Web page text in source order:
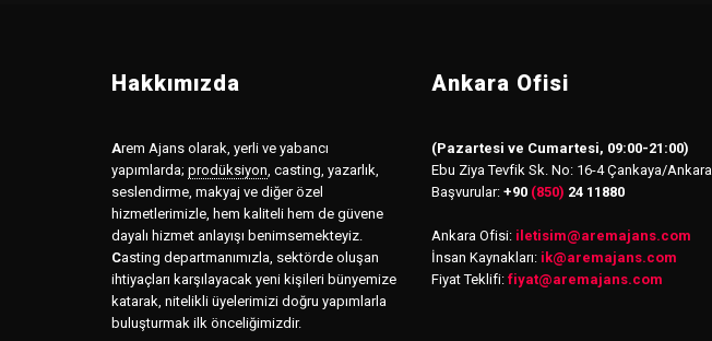
Hakkımızda
Arem Ajans olarak, yerli ve yabancı
yapımlarda; prodüksiyon casting, yazarlık,
seslendirme, makyaj ve diğer özel
hizmetlerimizle, hem kaliteli hem de güvene
dayalı hizmet anlayışı benimsemekteyiz.
Casting departmanımızla, sektörde oluşan
ihtiyaçları karşılayacak yeni kişileri bünyemize
katarak, nitelikli üyelerimizi doğru yapımlarla
buluşturmak ilk önceliğimizdir.
Ankara Ofisi
(Pazartesi ve Cumartesi, 09:00-21:00)
Ebu Ziya Tevfik Sk. No: 16-4 Çankaya/Ankara
Başvurular: +90 (850) 24 11880
Ankara Ofisi: iletisim@aremajans.com
İnsan Kaynakları: ik@aremajans.com
Fiyat Teklifi: fiyat@aremajans.com